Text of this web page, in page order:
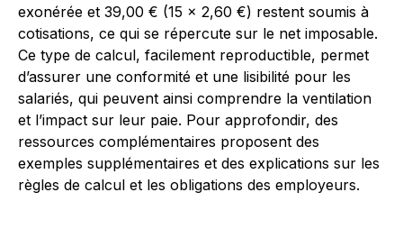
exonérée et 39,00 € (15 × 2,60 €) restent soumis à
cotisations, ce qui se répercute sur le net imposable.
Ce type de calcul, facilement reproductible, permet
d’assurer une conformité et une lisibilité pour les
salariés, qui peuvent ainsi comprendre la ventilation
et l’impact sur leur paie. Pour approfondir, des
ressources complémentaires proposent des
exemples supplémentaires et des explications sur les
règles de calcul et les obligations des employeurs.